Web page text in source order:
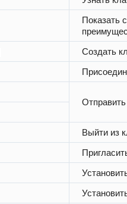
Показать
Создать
Выйти из